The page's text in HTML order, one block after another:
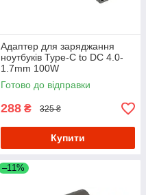
Адаптер для заряджання
ноутбуків Type-C to DC 4.0-
1.7mm 100W
Готово до відправки
288 ₴ 325 ₴
Купити
–11%